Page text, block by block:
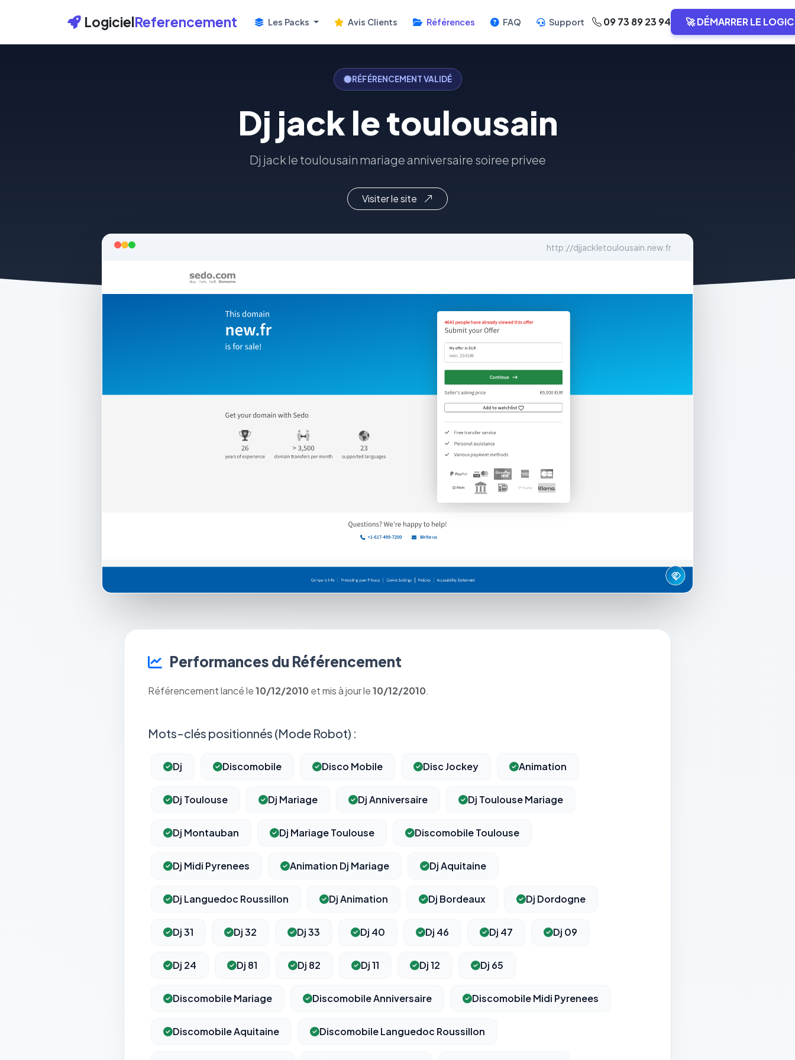
LogicielReferencement Les Packs Avis Clients Références FAQ Support 09 73 89 23 94 🚀 DÉMARRER LE
RÉFÉRENCEMENT VALIDÉ
Dj jack le toulousain
Dj jack le toulousain mariage anniversaire soiree privee
Visiter le site
http://djjackletoulousain.new.fr
Performances du Référencement
Référencement lancé le10/12/2010 et mis à jour le10/12/2010.
Mots-clés positionnés (Mode Robot) :
Dj Discomobile Disco Mobile Disc Jockey Animation
Dj Toulouse Dj Mariage Dj Anniversaire Dj Toulouse Mariage
Dj Montauban Dj Mariage Toulouse Discomobile Toulouse
Dj Midi Pyrenees Animation Dj Mariage Dj Aquitaine
Dj Languedoc Roussillon Dj Animation Dj Bordeaux Dj Dordogne
Dj 31 Dj 32 Dj 33 Dj 40 Dj 46 Dj 47 Dj 09
Dj 24 Dj 81 Dj 82 Dj 11 Dj 12 Dj 65
Discomobile Mariage Discomobile Anniversaire Discomobile Midi Pyrenees
Discomobile Aquitaine Discomobile Languedoc Roussillon